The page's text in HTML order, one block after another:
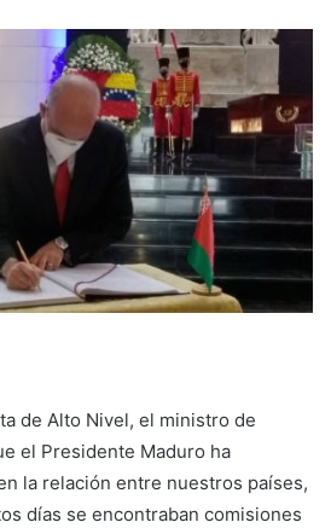
de Alto Nivel, el ministro de
el Presidente Maduro ha
la relación entre nuestros países,
días se encontraban comisiones